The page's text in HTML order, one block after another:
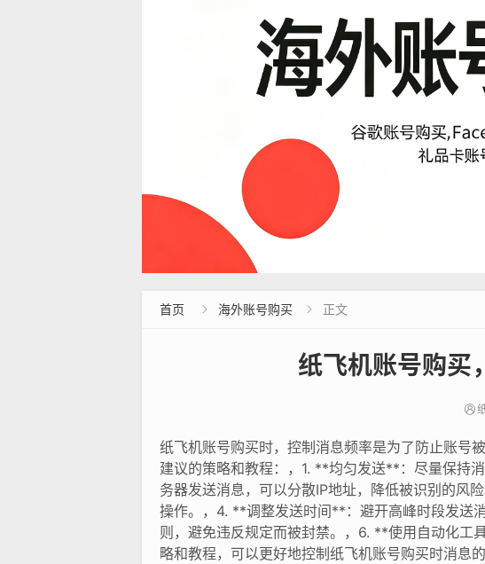
首页  海外账号购买  正文
纸飞机账号购买
纸飞机账号购买时，控制消息频率是为了防止账号
建议的策略和教程：，1. **均匀发送**：尽量保持
务器发送消息，可以分散IP地址，降低被识别的风
操作。，4. **调整发送时间**：避开高峰时段发送
则，避免违反规定而被封禁。，6. **使用自动化工
略和教程，可以更好地控制纸飞机账号购买时消息